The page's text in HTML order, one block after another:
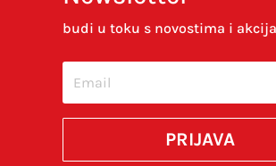
budem komentirao.
budi u toku s novostima i
PRIJAVA